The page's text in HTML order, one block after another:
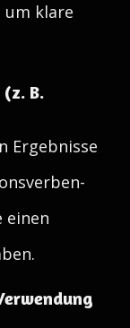
um klare
B.
Ergebnisse
einen